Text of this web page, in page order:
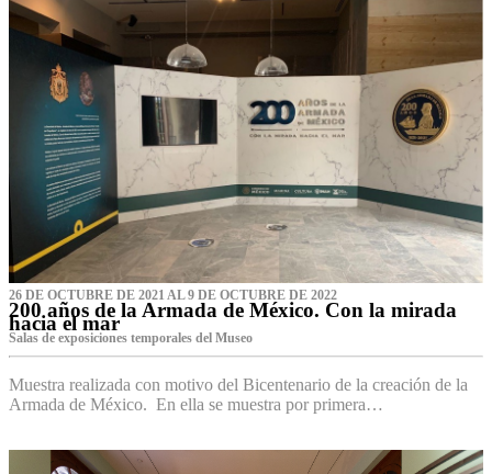
26 DE OCTUBRE DE 2021 AL 9 DE OCTUBRE DE 2022
200 años de la Armada de México. Con la mirada
hacia el mar
Salas de exposiciones temporales del Museo‌
Muestra realizada con motivo del Bicentenario de la creación de la
Armada de México. En ella se muestra por primera…